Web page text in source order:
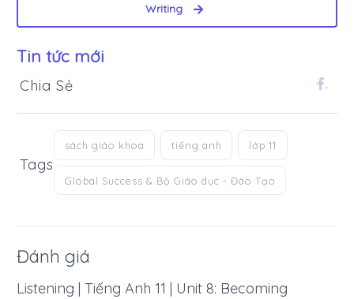
Writing
Tin tức mới
Chia Sẻ .
Tags
sách giáo khoa tiếng anh lớp 11
Global Success & Bộ Giáo dục - Đào Tạo
Đánh giá
Listening | Tiếng Anh 11 | Unit 8: Becoming